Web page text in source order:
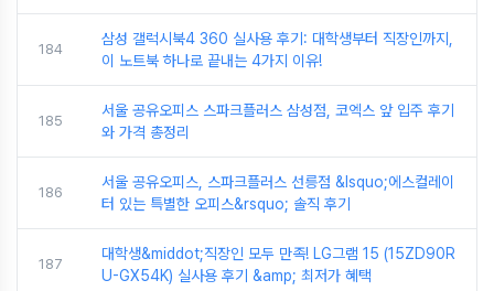
184
삼성 갤럭시북4 360 실사용 후기: 대학생부터 직장인까지,
이 노트북 하나로 끝내는 4가지 이유!
185
서울 공유오피스 스파크플러스 삼성점, 코엑스 앞 입주 후기
와 가격 총정리
186
서울 공유오피스, 스파크플러스 선릉점 &lsquo;에스컬레이
터 있는 특별한 오피스&rsquo; 솔직 후기
187
대학생&middot;직장인 모두 만족! LG그램 15 (15ZD90R
U-GX54K) 실사용 후기 &amp; 최저가 혜택